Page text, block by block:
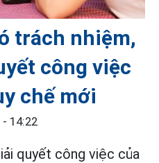
trách nhiệm,
công việc
chế mới
14:22
quyết công việc của